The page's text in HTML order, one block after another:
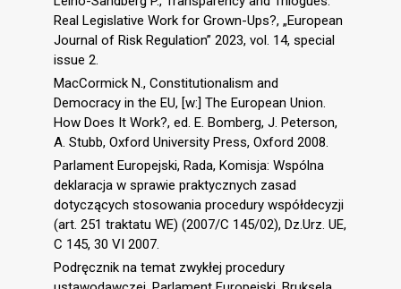
Real Legislative Work for Grown-Ups?, „European
Journal of Risk Regulation” 2023, vol. 14, special
issue 2.
MacCormick N., Constitutionalism and
Democracy in the EU, [w:] The European Union.
How Does It Work?, ed. E. Bomberg, J. Peterson,
A. Stubb, Oxford University Press, Oxford 2008.
Parlament Europejski, Rada, Komisja: Wspólna
deklaracja w sprawie praktycznych zasad
dotyczących stosowania procedury współdecyzji
(art. 251 traktatu WE) (2007/C 145/02), Dz.Urz. UE,
C 145, 30 VI 2007.
Podręcznik na temat zwykłej procedury